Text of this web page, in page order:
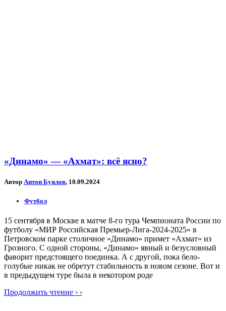
«Динамо» — «Ахмат»: всё ясно?
Автор Антон Буялов, 10.09.2024
Футбол
15 сентября в Москве в матче 8-го тура Чемпионата России по
футболу «МИР Российская Премьер-Лига-2024-2025» в
Петровском парке столичное «Динамо» примет «Ахмат» из
Грозного. С одной стороны, «Динамо» явный и безусловный
фаворит предстоящего поединка. А с другой, пока бело-
голубые никак не обретут стабильность в новом сезоне. Вот и
в предыдущем туре была в некотором роде
Продолжить чтение › ›